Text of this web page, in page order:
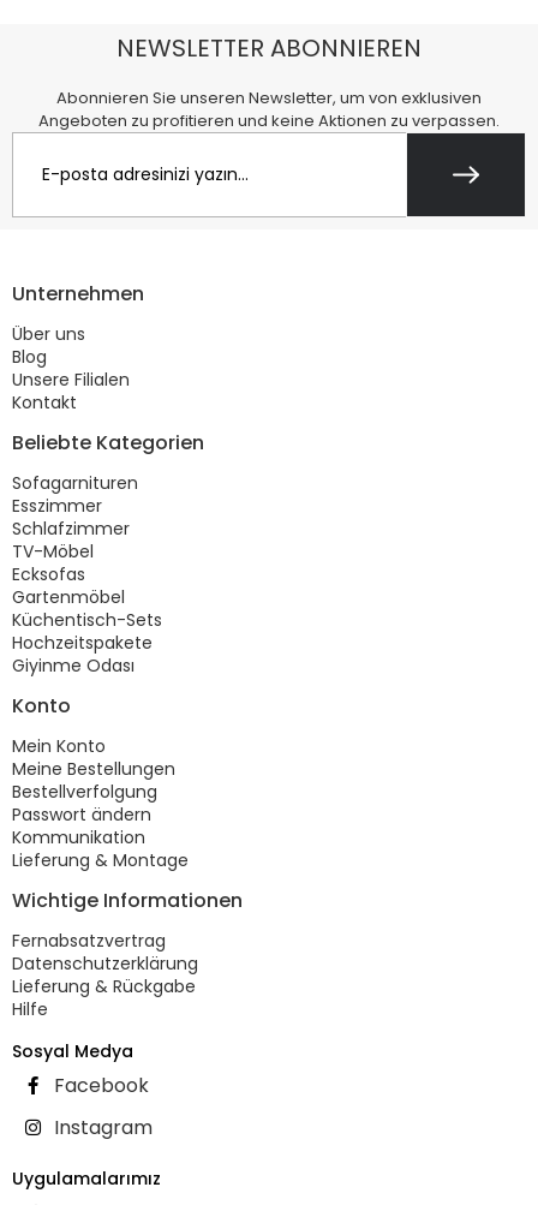
NEWSLETTER ABONNIEREN
Abonnieren Sie unseren Newsletter, um von exklusiven
Angeboten zu profitieren und keine Aktionen zu verpassen.
Unternehmen
Über uns
Blog
Unsere Filialen
Kontakt
Beliebte Kategorien
Sofagarnituren
Esszimmer
Schlafzimmer
TV-Möbel
Ecksofas
Gartenmöbel
Küchentisch-Sets
Hochzeitspakete
Giyinme Odası
Konto
Mein Konto
Meine Bestellungen
Bestellverfolgung
Passwort ändern
Kommunikation
Lieferung & Montage
Wichtige Informationen
Fernabsatzvertrag
Datenschutzerklärung
Lieferung & Rückgabe
Hilfe
Sosyal Medya
Facebook
Instagram
Uygulamalarımız